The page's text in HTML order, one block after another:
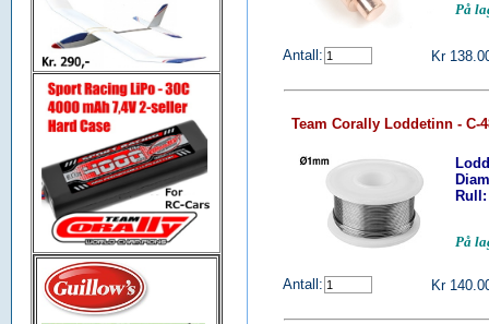
På
Antall: Kr
Team Corally Loddetinn - C-
På
Antall: Kr